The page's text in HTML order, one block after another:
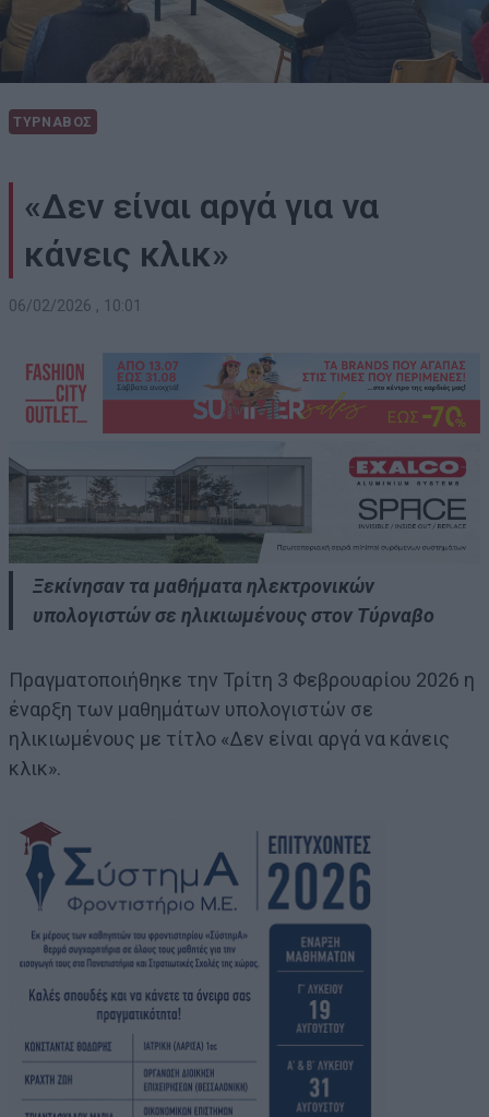
ΤΥΡΝΑΒΟΣ
«Δεν είναι αργά για να
κάνεις κλικ»
06/02/2026 , 10:01
Ξεκίνησαν τα μαθήματα ηλεκτρονικών
υπολογιστών σε ηλικιωμένους στον Τύρναβο
Πραγματοποιήθηκε την Τρίτη 3 Φεβρουαρίου 2026 η
έναρξη των μαθημάτων υπολογιστών σε
ηλικιωμένους με τίτλο «Δεν είναι αργά να κάνεις
κλικ».